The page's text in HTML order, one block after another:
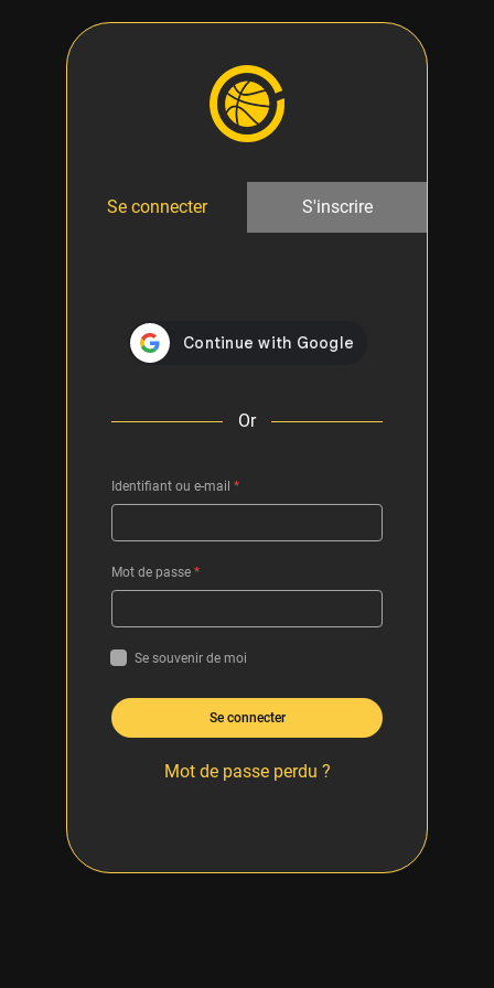
Se connecter S'inscrire
Or
Identifiant ou e-mail *
Mot de passe *
Se souvenir de moi
Se connecter
Mot de passe perdu ?